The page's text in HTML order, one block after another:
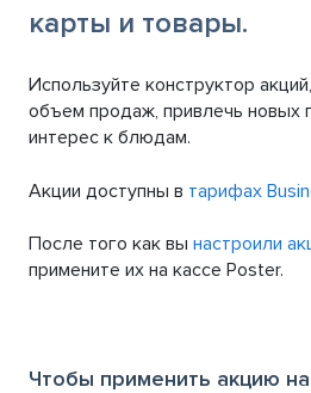
карты и товары.
Используйте конструктор
объем продаж, привлечь новых
интерес к блюдам.
Акции доступны в тарифах
После того как вы настроили
примените их на кассе Poster.
Чтобы применить акцию на